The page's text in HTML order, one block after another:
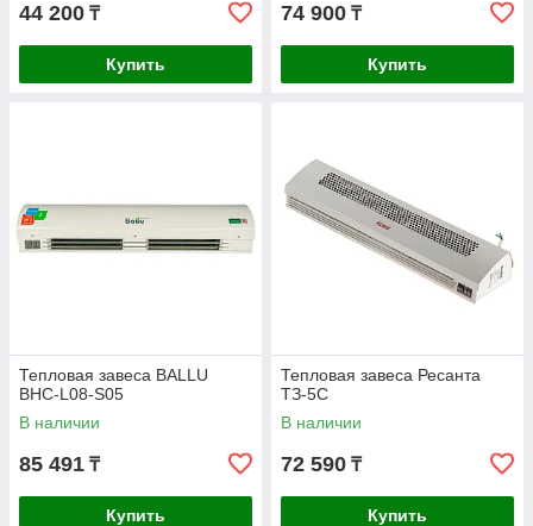
44 200 ₸
Купить
74 900 ₸
Купить
Тепловая завеса BALLU
BHC-L08-S05
В наличии
85 491 ₸
Купить
Тепловая завеса Ресанта
ТЗ-5С
В наличии
72 590 ₸
Купить